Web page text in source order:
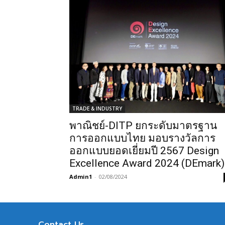
TRADE & INDUSTRY
พาณิชย์-DITP ยกระดับมาตรฐาน
การออกแบบไทย มอบรางวัลการ
ออกแบบยอดเยี่ยมปี 2567 Design
Excellence Award 2024 (DEmark)
Admin1 - 02/08/2024